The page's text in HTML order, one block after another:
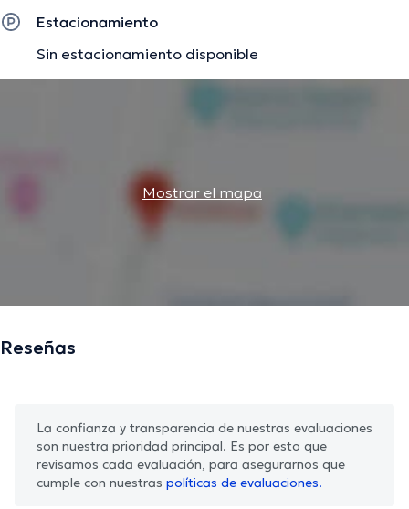
Estacionamiento
Sin estacionamiento disponible
Mostrar el mapa
Reseñas
La confianza y transparencia de nuestras evaluaciones
son nuestra prioridad principal. Es por esto que
revisamos cada evaluación, para asegurarnos que
cumple con nuestras políticas de evaluaciones.